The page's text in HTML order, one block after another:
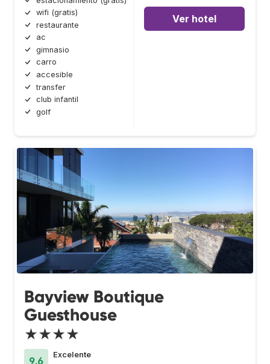
wifi (gratis)
restaurante
ac
gimnasio
carro
accesible
transfer
club infantil
golf
Ver hotel
Bayview Boutique
Guesthouse
★★★★
9.6
Excelente